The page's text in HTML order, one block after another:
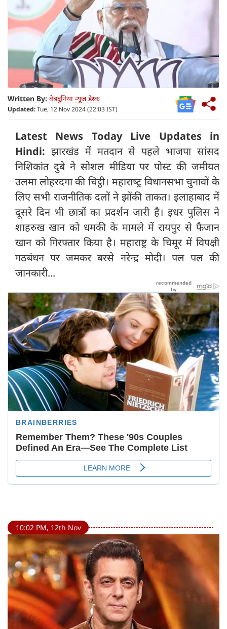
Written By: वेबदुनिया न्यूज डेस्क
Updated:Tue, 12 Nov 2024 (22:03 IST)
Latest News Today Live Updates in
Hindi: झारखंड में मतदान से पहले भाजपा सांसद
निशिकांत दुबे ने सोशल मीडिया पर पोस्ट की जमीयत
उलमा लोहरदगा की चिट्ठी। महाराष्‍ट्र विधानसभा चुनावों के
लिए सभी राजनीतिक दलों ने झोंकी ताकत। इलाहाबाद में
दूसरे दिन भी छात्रों का प्रदर्शन जारी है। इधर पुलिस ने
शाहरुख खान को धमकी के मामले में रायपुर से फैजान
खान को गिरफ्तार किया है। महाराष्ट्र के चिमूर में विपक्षी
गठबंधन पर जमकर बरसे नरेन्द्र मोदी। पल पल की
जानकारी...
10:02 PM, 12th Nov